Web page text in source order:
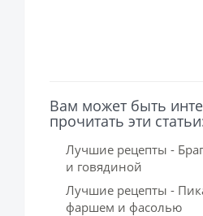
Вам может быть
прочитать эти
Лучшие рецепты -
и говядиной
Лучшие рецепты -
фаршем и фасолью